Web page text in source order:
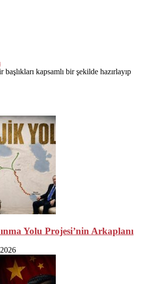
kapsamlı bir şekilde hazırlayıp
Yolu Projesi’nin Arkaplanı